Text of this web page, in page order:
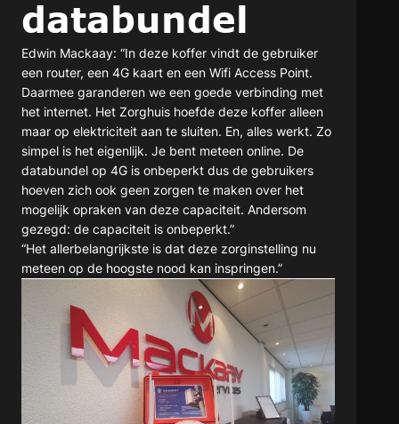
databundel
Edwin Mackaay: “In deze koffer vindt de gebruiker
een router, een 4G kaart en een Wifi Access Point.
Daarmee garanderen we een goede verbinding met
het internet. Het Zorghuis hoefde deze koffer alleen
maar op elektriciteit aan te sluiten. En, alles werkt. Zo
simpel is het eigenlijk. Je bent meteen online. De
databundel op 4G is onbeperkt dus de gebruikers
hoeven zich ook geen zorgen te maken over het
mogelijk opraken van deze capaciteit. Andersom
gezegd: de capaciteit is onbeperkt.”
“Het allerbelangrijkste is dat deze zorginstelling nu
meteen op de hoogste nood kan inspringen.”